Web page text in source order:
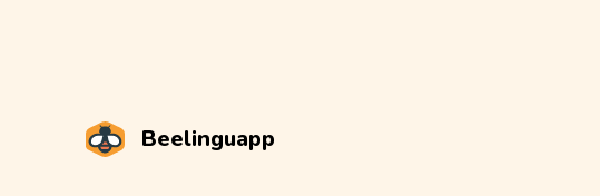
Beelinguapp